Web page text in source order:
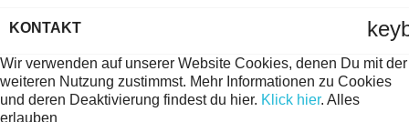
KONTAKT
Wir verwenden auf unserer Website Cookies, denen Du mit der
weiteren Nutzung zustimmst. Mehr Informationen zu Cookies
und deren Deaktivierung findest du hier. Klick hier. Alles
erlauben